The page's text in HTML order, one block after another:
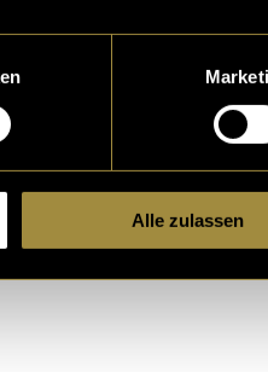
Alle zulassen
zu bezahlen.